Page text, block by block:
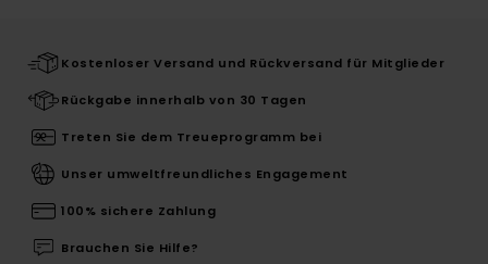
Kostenloser Versand und Rückversand für Mitglieder
Rückgabe innerhalb von 30 Tagen
Treten Sie dem Treueprogramm bei
Unser umweltfreundliches Engagement
100% sichere Zahlung
Brauchen Sie Hilfe?